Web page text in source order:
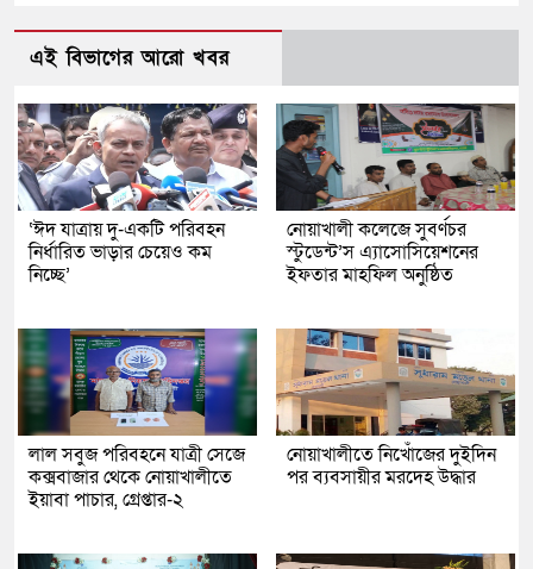
এই বিভাগের আরো খবর
‘ঈদ যাত্রায় দু-একটি পরিবহন
নির্ধারিত ভাড়ার চেয়েও কম
নিচ্ছে’
নোয়াখালী কলেজে সুবর্ণচর
স্টুডেন্ট’স এ্যাসোসিয়েশনের
ইফতার মাহফিল অনুষ্ঠিত
লাল সবুজ পরিবহনে যাত্রী সেজে
কক্সবাজার থেকে নোয়াখালীতে
ইয়াবা পাচার, গ্রেপ্তার-২
নোয়াখালীতে নিখোঁজের দুইদিন
পর ব্যবসায়ীর মরদেহ উদ্ধার